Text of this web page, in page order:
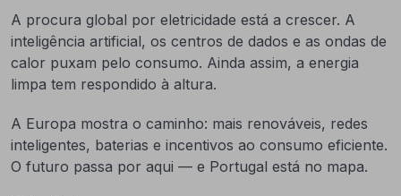
A procura global por eletricidade está a crescer. A
inteligência artificial, os centros de dados e as ondas de
calor puxam pelo consumo. Ainda assim, a energia
limpa tem respondido à altura.
A Europa mostra o caminho: mais renováveis, redes
inteligentes, baterias e incentivos ao consumo eficiente.
O futuro passa por aqui — e Portugal está no mapa.